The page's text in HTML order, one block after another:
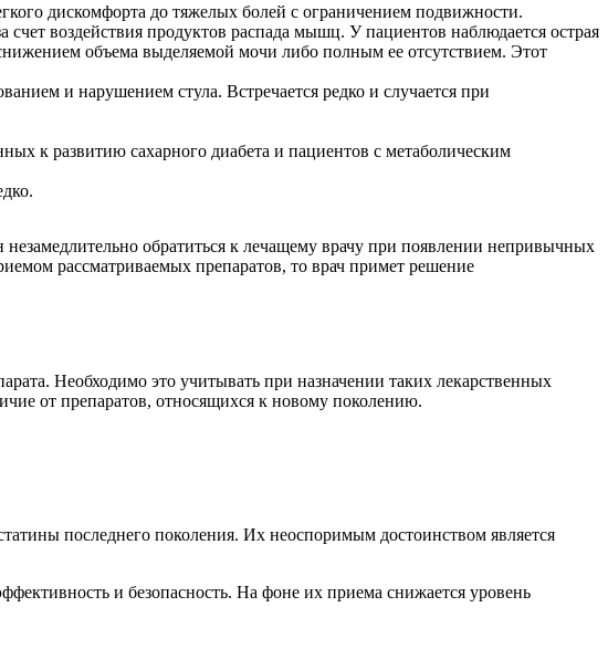
дискомфорта до тяжелых болей с ограничением подвижности.
воздействия продуктов распада мышц. У пациентов наблюдается острая
объема выделяемой мочи либо полным ее отсутствием. Этот
и нарушением стула. Встречается редко и случается при
к развитию сахарного диабета и пациентов с метаболическим
обратиться к лечащему врачу при появлении непривычных
рассматриваемых препаратов, то врач примет решение
Необходимо это учитывать при назначении таких лекарственных
от препаратов, относящихся к новому поколению.
последнего поколения. Их неоспоримым достоинством является
и безопасность. На фоне их приема снижается уровень